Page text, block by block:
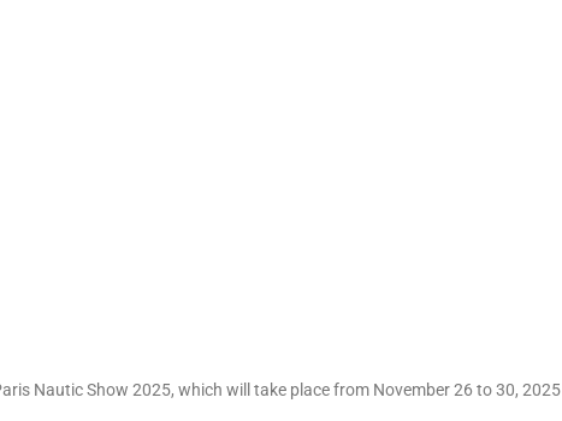
Nautic Show 2025, which will take place from November 26 to 30, 2025